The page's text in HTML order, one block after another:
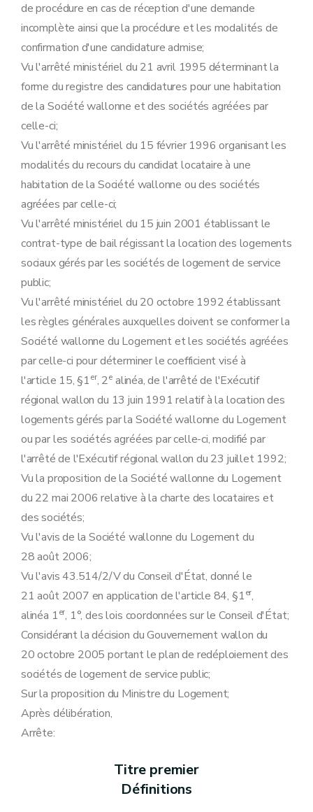
Chapitre V De la location
Section première Généralités
Art.
Art. 25
Art. 26
Art.26bis
Art. 27
Art. 28
Art. 30
Art. 31
Art. 33
Art. 34
Chapitre VI (Projet spécifique Housing first – AGW du 8 février 2024, art.11)
Art. 36
Art. 37
Art. 38
Chapitre VII
Art. 39
Art. 40
Art. 41
Titre III
Du logement moyen
Chapitre premier Champ d'application
Art. 36
Chapitre II De l'attribution des logements
Art. 37
Chapitre III De la fixation du loyer
Art. 38
Chapitre IV Du régime locatif
Art. 39
Art. 40
Chapitre V De l'information, de la motivation et des voies de recours
Art. 41
Titre IV Du logement à loyer d'équilibre
Chapitre premier Champ d'application
Art. 42
Art. 43
De l'attribution des logements
Art. 44
Chapitre III Du régime locatif
Art. 46
Chapitre IV De l'information, de la motivation et des voies de recours
Art. 47/1
Art. 47/2
Titre V Du logement loué à des étudiants
Chapitre premier Champ d'application
Art. 48
Chapitre II De l'attribution du logement
de procédure en cas de réception d'une demande
incomplète ainsi que la procédure et les modalités de
confirmation d'une candidature admise;
Vu l'arrêté ministériel du 21 avril 1995 déterminant la
forme du registre des candidatures pour une habitation
de la Société wallonne et des sociétés agréées par
celle-ci;
Vu l'arrêté ministériel du 15 février 1996 organisant les
modalités du recours du candidat locataire à une
habitation de la Société wallonne ou des sociétés
agréées par celle-ci;
Vu l'arrêté ministériel du 15 juin 2001 établissant le
contrat-type de bail régissant la location des logements
sociaux gérés par les sociétés de logement de service
public;
Vu l'arrêté ministériel du 20 octobre 1992 établissant
les règles générales auxquelles doivent se conformer la
Société wallonne du Logement et les sociétés agréées
par celle-ci pour déterminer le coefficient visé à
l'article 15, §1er, 2e alinéa, de l'arrêté de l'Exécutif
régional wallon du 13 juin 1991 relatif à la location des
logements gérés par la Société wallonne du Logement
ou par les sociétés agréées par celle-ci, modifié par
l'arrêté de l'Exécutif régional wallon du 23 juillet 1992;
Vu la proposition de la Société wallonne du Logement
du 22 mai 2006 relative à la charte des locataires et
des sociétés;
Vu l'avis de la Société wallonne du Logement du
28 août 2006;
Vu l'avis 43.514/2/V du Conseil d'État, donné le
21 août 2007 en application de l'article 84, §1er,
alinéa 1er, 1°, des lois coordonnées sur le Conseil d'État;
Considérant la décision du Gouvernement wallon du
20 octobre 2005 portant le plan de redéploiement des
sociétés de logement de service public;
Sur la proposition du Ministre du Logement;
Après délibération,
Arrête:
Titre premier
Définitions